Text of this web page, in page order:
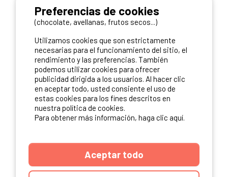
NEWSLETTER!
ME INSCRIBO
NUESTROS PARTNERS
Preferencias de cookies
(chocolate, avellanas, frutos secos...)
Utilizamos cookies que son estrictamente
necesarias para el funcionamiento del sitio, el
rendimiento y las preferencias. También
podemos utilizar cookies para ofrecer
publicidad dirigida a los usuarios. Al hacer clic
en aceptar todo, usted consiente el uso de
estas cookies para los fines descritos en
nuestra política de cookies.
Para obtener más información, haga clic aquí.
Aceptar todo